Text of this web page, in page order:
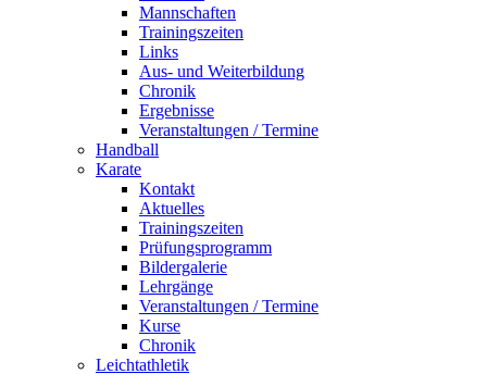
Mannschaften
Trainingszeiten
Links
Aus- und Weiterbildung
Chronik
Ergebnisse
Veranstaltungen / Termine
Handball
Karate
Kontakt
Aktuelles
Trainingszeiten
Prüfungsprogramm
Bildergalerie
Lehrgänge
Veranstaltungen / Termine
Kurse
Chronik
Leichtathletik